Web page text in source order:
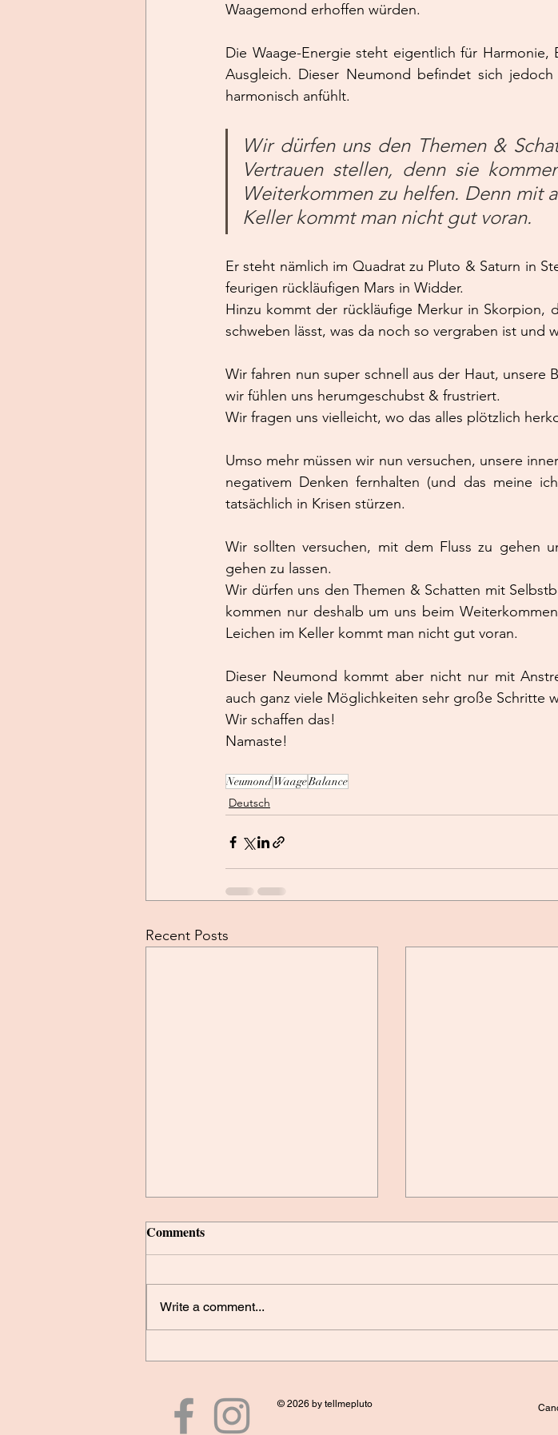
Waagemond erhoffen würden.
Die Waage-Energie steht eigentlich für
Ausgleich. Dieser Neumond befindet sich
harmonisch anfühlt.
Wir dürfen uns den Themen &
Vertrauen stellen, denn sie
Weiterkommen zu helfen. Denn mit
Keller kommt man nicht gut voran.
Er steht nämlich im Quadrat zu Pluto & Saturn in
feurigen rückläufigen Mars in Widder.
Hinzu kommt der rückläufige Merkur in Skorpion,
schweben lässt, was da noch so vergraben ist und
Wir fahren nun super schnell aus der Haut, unsere
wir fühlen uns herumgeschubst & frustriert.
Wir fragen uns vielleicht, wo das alles plötzlich
Umso mehr müssen wir nun versuchen, unsere
negativem Denken fernhalten (und das meine
tatsächlich in Krisen stürzen.
Wir sollten versuchen, mit dem Fluss zu gehen
gehen zu lassen.
Wir dürfen uns den Themen & Schatten mit
kommen nur deshalb um uns beim
Leichen im Keller kommt man nicht gut voran.
Dieser Neumond kommt aber nicht nur mit
auch ganz viele Möglichkeiten sehr große Schritte
Wir schaffen das!
Namaste!
NeumondWaageBalance
Deutsch
Recent Posts
Die kosmische Vorhersage für
Wintersonnenwende
Comments
Write a comment...
© 2026 by tellmepluto